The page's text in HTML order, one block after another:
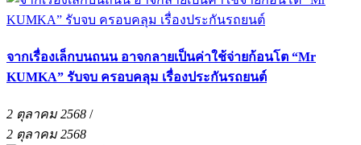
จากเรื่องเล็กบนถนน อาจกลายเป็นค่าใช้จ่ายก้อนโต “Mr
KUMKA” รับจบ ครอบคลุม เรื่องประกันรถยนต์
2 ตุลาคม 2568 /
2 ตุลาคม 2568